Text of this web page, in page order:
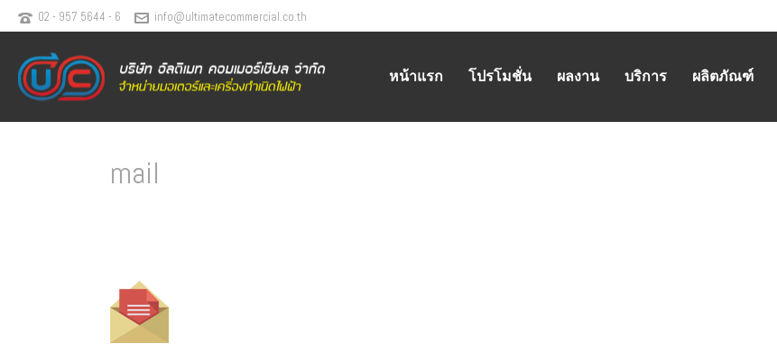
02 - 957 5644 - 6 info@ultimatecommercial.co.th
หน้าแรก โปรโมชั่น ผลงาน บริการ ผลิตภัณฑ์
mail